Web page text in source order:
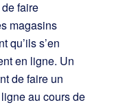
faire
magasins
qu’ils s’en
en ligne. Un
de faire un
au cours de